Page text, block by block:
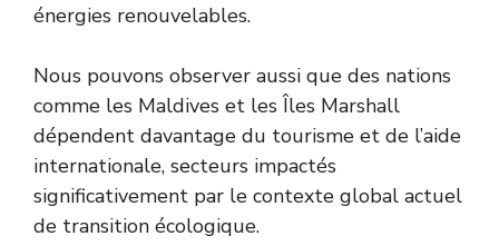
énergies renouvelables.
Nous pouvons observer aussi que des nations
comme les Maldives et les Îles Marshall
dépendent davantage du tourisme et de l’aide
internationale, secteurs impactés
significativement par le contexte global actuel
de transition écologique.